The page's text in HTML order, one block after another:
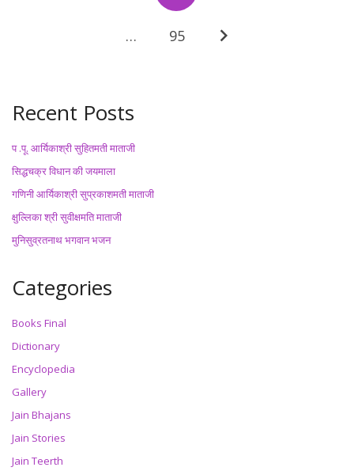
… 95
Recent Posts
प .पू. आर्यिकाश्री सुहितमती माताजी
सिद्धचक्र विधान की जयमाला
गणिनी आर्यिकाश्री सुप्रकाशमती माताजी
क्षुल्लिका श्री सुवीक्षमति माताजी
मुनिसुव्रतनाथ भगवान भजन
Categories
Books Final
Dictionary
Encyclopedia
Gallery
Jain Bhajans
Jain Stories
Jain Teerth